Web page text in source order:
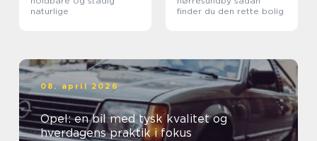
naturlige
finder du den rette bolig
08. april 2026
Opel: en bil med tysk kvalitet og
hverdagens praktik i fokus